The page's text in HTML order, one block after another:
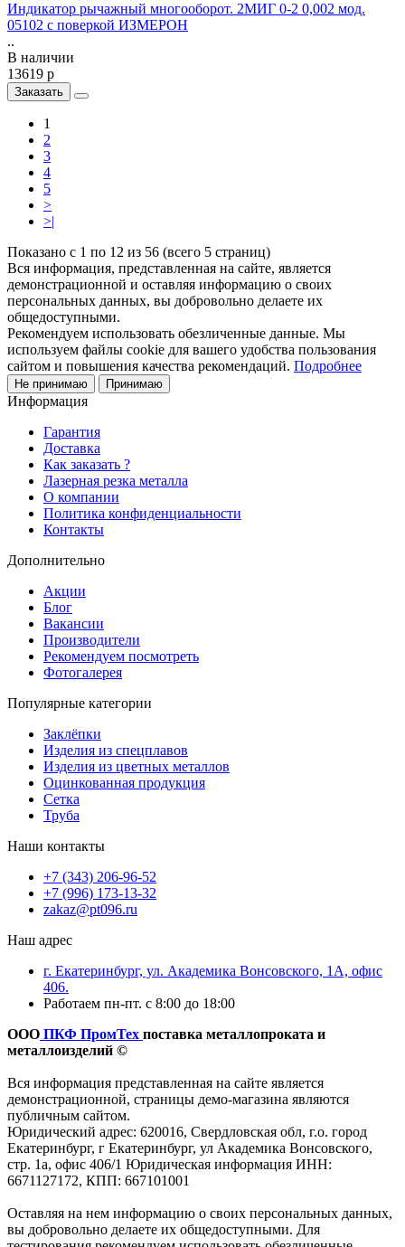
Индикатор рычажный многооборот. 2МИГ 0-2 0,002 мод.
05102 с поверкой ИЗМЕРОН
..
В наличии
13619 р
Заказать
1
2
3
4
5
>
>|
Показано с 1 по 12 из 56 (всего 5 страниц)
Вся информация, представленная на сайте, является
демонстрационной и оставляя информацию о своих
персональных данных, вы добровольно делаете их
общедоступными.
Рекомендуем использовать обезличенные данные. Мы
используем файлы cookie для вашего удобства пользования
сайтом и повышения качества рекомендаций. Подробнее
Не принимаю Принимаю
Информация
Гарантия
Доставка
Как заказать ?
Лазерная резка металла
О компании
Политика конфиденциальности
Контакты
Дополнительно
Акции
Блог
Вакансии
Производители
Рекомендуем посмотреть
Фотогалерея
Популярные категории
Заклёпки
Изделия из спецплавов
Изделия из цветных металлов
Оцинкованная продукция
Сетка
Труба
Наши контакты
+7 (343) 206-96-52
+7 (996) 173-13-32
zakaz@pt096.ru
Наш адрес
г. Екатеринбург, ул. Академика Вонсовского, 1А, офис
406.
Работаем пн-пт. с 8:00 до 18:00
ООО ПКФ ПромТех поставка металлопроката и
металлоизделий ©
Вся информация представленная на сайте является
демонстрационной, страницы демо-магазина являются
публичным сайтом.
Юридический адрес: 620016, Свердловская обл, г.о. город
Екатеринбург, г Екатеринбург, ул Академика Вонсовского,
стр. 1а, офис 406/1 Юридическая информация ИНН:
6671127172, КПП: 667101001
Оставляя на нем информацию о своих персональных данных,
вы добровольно делаете их общедоступными. Для